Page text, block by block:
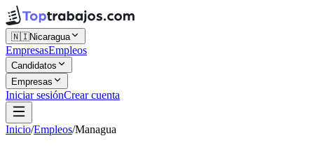
🇳🇮Nicaragua
EmpresasEmpleos
Candidatos
Empresas
Iniciar sesiónCrear cuenta
Inicio/Empleos/Managua